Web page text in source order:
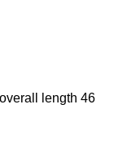
length 46